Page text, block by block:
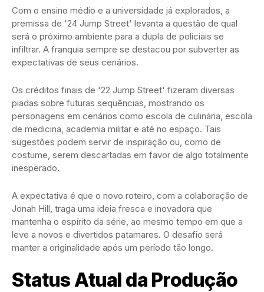
Com o ensino médio e a universidade já explorados, a
premissa de '24 Jump Street' levanta a questão de qual
será o próximo ambiente para a dupla de policiais se
infiltrar. A franquia sempre se destacou por subverter as
expectativas de seus cenários.
Os créditos finais de '22 Jump Street' fizeram diversas
piadas sobre futuras sequências, mostrando os
personagens em cenários como escola de culinária, escola
de medicina, academia militar e até no espaço. Tais
sugestões podem servir de inspiração ou, como de
costume, serem descartadas em favor de algo totalmente
inesperado.
A expectativa é que o novo roteiro, com a colaboração de
Jonah Hill, traga uma ideia fresca e inovadora que
mantenha o espírito da série, ao mesmo tempo em que a
leve a novos e divertidos patamares. O desafio será
manter a originalidade após um período tão longo.
Status Atual da Produção